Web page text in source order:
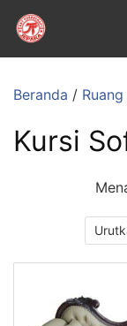
Beranda /
Kursi